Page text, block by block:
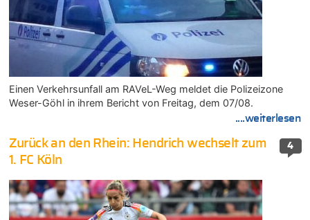
Einen Verkehrsunfall am RAVeL-Weg meldet die Polizeizone
Weser-Göhl in ihrem Bericht von Freitag, dem 07/08.
....weiterlesen
4
Zurück an den Rhein: Hendrich wechselt zum
1. FC Köln